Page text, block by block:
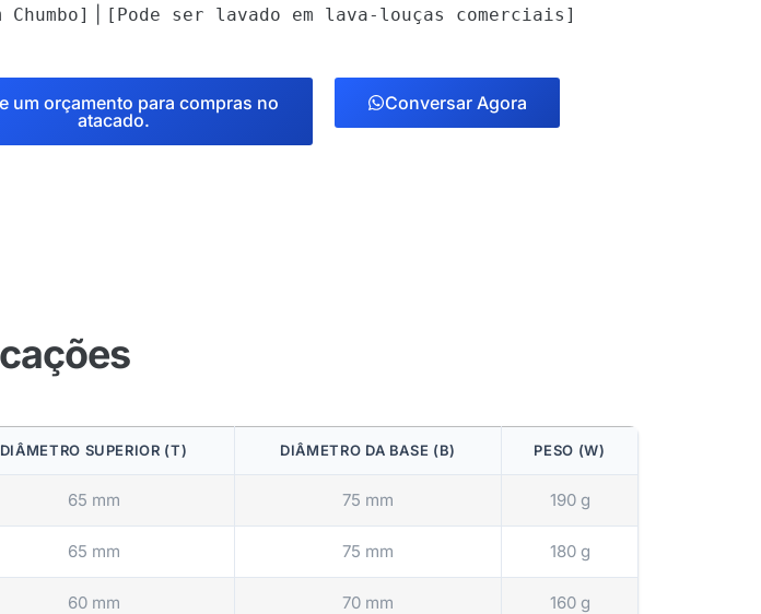
Chumbo] [Pode ser lavado em lava-louças comerciais]
um orçamento para compras no
atacado.
Conversar Agora
DIÂMETRO SUPERIOR (T) DIÂMETRO DA BASE (B) PESO (W)
65 mm 75 mm 190 g
65 mm 75 mm 180 g
60 mm 70 mm 160 g